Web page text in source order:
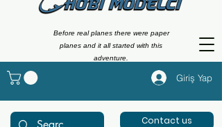
Before real planes there were paper
planes and it all started with this
adventure.
Contact us
Giriş Yap